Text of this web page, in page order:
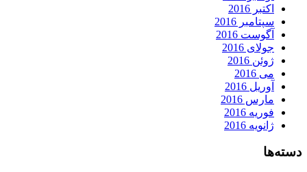
اکتبر 2016
سپتامبر 2016
آگوست 2016
جولای 2016
ژوئن 2016
می 2016
آوریل 2016
مارس 2016
فوریه 2016
ژانویه 2016
دسته‌ها